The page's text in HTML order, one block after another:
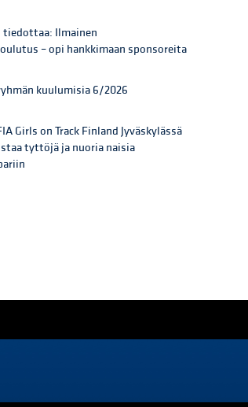
tiedottaa: Ilmainen
– opi hankkimaan sponsoreita
kuulumisia 6/2026
Girls on Track Finland Jyväskylässä
tyttöjä ja nuoria naisia